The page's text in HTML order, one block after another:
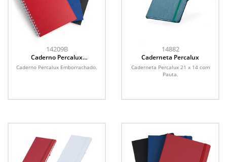
14209B
Caderno Percalux
Emborrachado
Caderno Percalux Emborrachado.
14882
Caderneta Percalux
Caderneta Percalux 21 x 14 com
Pauta.